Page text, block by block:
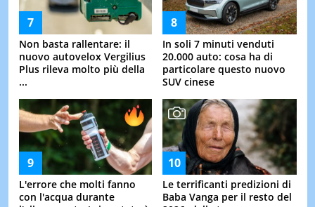
Non basta rallentare: il
nuovo autovelox Vergilius
Plus rileva molto più della
...
In soli 7 minuti venduti
20.000 auto: cosa ha di
particolare questo nuovo
SUV cinese
L'errore che molti fanno
con l'acqua durante
Le terrificanti predizioni di
Baba Vanga per il resto del